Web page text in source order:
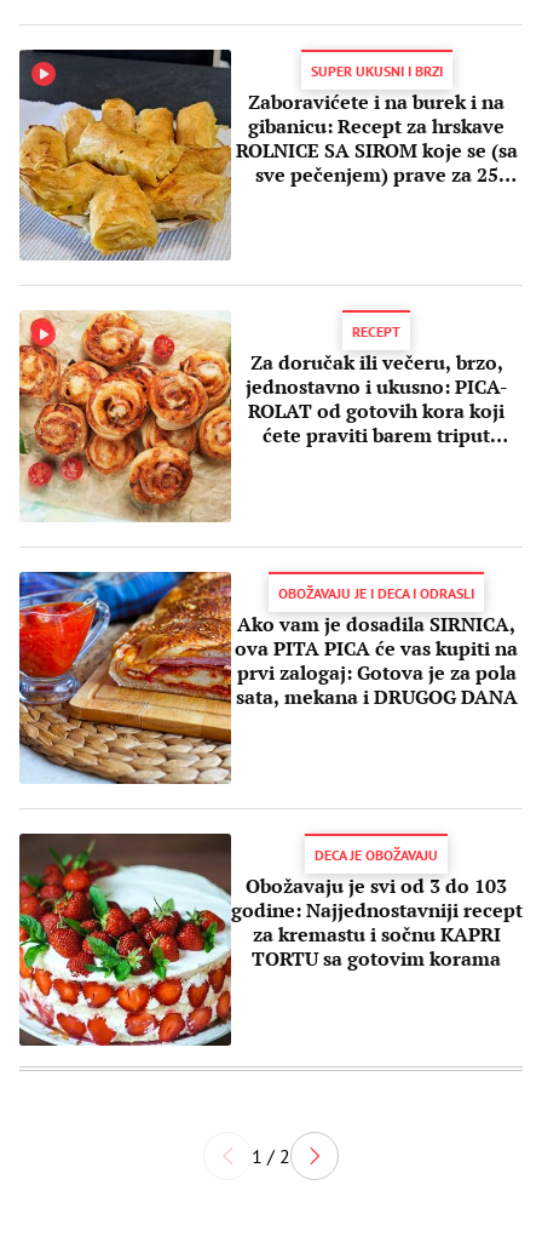
SUPER UKUSNI I BRZI
Zaboravićete i na burek i na
gibanicu: Recept za hrskave
ROLNICE SA SIROM koje se (sa
sve pečenjem) prave za 25
RECEPT
Za doručak ili večeru, brzo,
jednostavno i ukusno: PICA-
ROLAT od gotovih kora koji
ćete praviti barem triput
OBOŽAVAJU JE I DECA I ODRASLI
Ako vam je dosadila SIRNICA,
ova PITA PICA će vas kupiti na
prvi zalogaj: Gotova je za pola
sata, mekana i DRUGOG DANA
DECA JE OBOŽAVAJU
Obožavaju je svi od 3 do 103
godine: Najjednostavniji recept
za kremastu i sočnu KAPRI
TORTU sa gotovim korama
1 / 2